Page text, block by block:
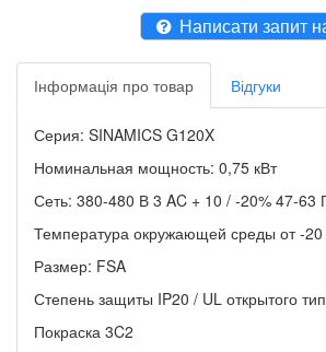
Написати запит
Інформація про товар Відгуки
Серия: SINAMICS G120X
Номинальная мощность: 0,75 кВт
Сеть: 380-480 В 3 AC + 10 / -20% 47-63
Температура окружающей среды от -20
Размер: FSA
Степень защиты IP20 / UL открытого
Покраска 3C2